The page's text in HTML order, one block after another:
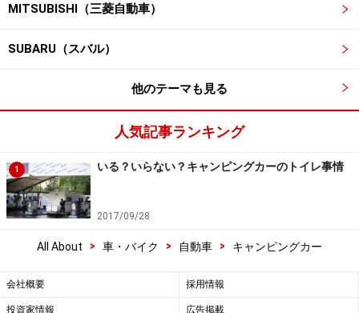
MITSUBISHI（三菱自動車）
SUBARU（スバル）
他のテーマも見る
人気記事ランキング
1 いる？いらない？キャンピングカーのトイレ事情
2017/09/28
All About > 車・バイク > 自動車 > キャンピングカー
会社概要 採用情報
投資家情報 広告掲載